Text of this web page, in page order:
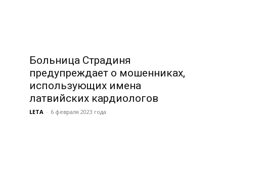
Больница Страдиня
предупреждает о мошенниках,
использующих имена
латвийских кардиологов
LETA - 6 февраля 2023 года